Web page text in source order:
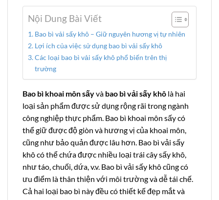
Nội Dung Bài Viết
Bao bì vải sấy khô – Giữ nguyên hương vị tự nhiên
Lợi ích của việc sử dụng bao bì vải sấy khô
Các loại bao bì vải sấy khô phổ biến trên thị
trường
Bao bì khoai môn sấyvà bao bì vải sấy khô là hai
loại sản phẩm được sử dụng rộng rãi trong ngành
công nghiệp thực phẩm. Bao bì khoai môn sấy có
thể giữ được độ giòn và hương vị của khoai môn,
cũng như bảo quản được lâu hơn. Bao bì vải sấy
khô có thể chứa được nhiều loại trái cây sấy khô,
như táo, chuối, dứa, v.v. Bao bì vải sấy khô cũng có
ưu điểm là thân thiện với môi trường và dễ tái chế.
Cả hai loại bao bì này đều có thiết kế đẹp mắt và